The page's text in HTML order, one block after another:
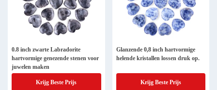
0.8 inch zwarte Labradorite
hartvormige genezende stenen voor
juwelen maken
Krijg Beste Prijs
Glanzende 0,8 inch hartvormige
helende kristallen lossen druk op.
Krijg Beste Prijs